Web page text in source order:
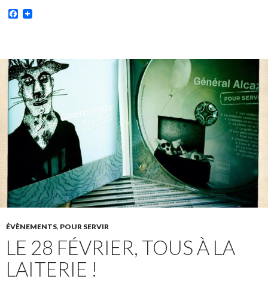
Facebook
ÉVÈNEMENTS, POUR SERVIR
LE 28 FÉVRIER, TOUS À LA
LAITERIE !